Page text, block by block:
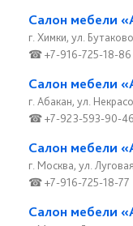
Салон мебели
г. Химки, ул.
☎ +7-916-725-18-86
Салон мебели
г. Абакан, ул.
☎ +7-923-593-90-46
Салон мебели
г. Москва, ул.
☎ +7-916-725-18-77
Салон мебели